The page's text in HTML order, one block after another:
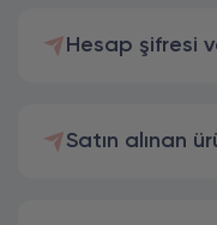
Hesap şifresi
Satın alınan